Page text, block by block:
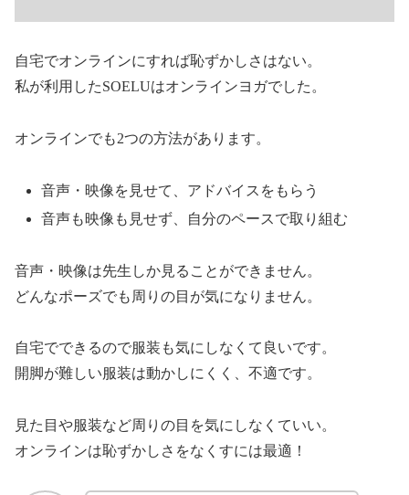
自宅でオンラインにすれば恥ずかしさはない。
私が利用したSOELUはオンラインヨガでした。
オンラインでも2つの方法があります。
音声・映像を見せて、アドバイスをもらう
音声も映像も見せず、自分のペースで取り組む
音声・映像は先生しか見ることができません。
どんなポーズでも周りの目が気になりません。
自宅でできるので服装も気にしなくて良いです。
開脚が難しい服装は動かしにくく、不適です。
見た目や服装など周りの目を気にしなくていい。
オンラインは恥ずかしさをなくすには最適！